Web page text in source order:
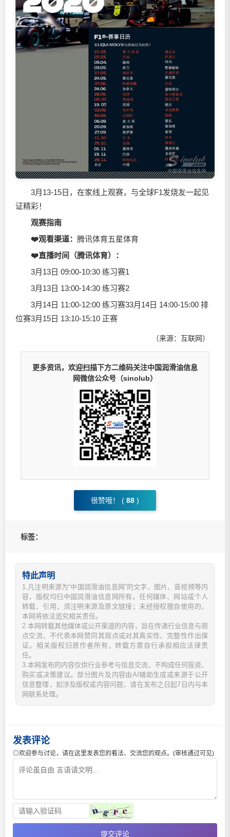
3月13-15日，在家线上观赛，与全球F1发烧友一起见
证精彩！
观赛指南
❤️观看渠道： 腾讯体育五星体育
❤️直播时间（腾讯体育）：
3月13日 09:00-10:30 练习赛1
3月13日 13:00-14:30 练习赛2
3月14日 11:00-12:00 练习赛33月14日 14:00-15:00 排
位赛3月15日 13:10-15:10 正赛
（来源：互联网）
更多资讯，欢迎扫描下方二维码关注中国润滑油信息
网微信公众号（sinolub）
很赞哦！ ( 88 )
标签：
特此声明
1.凡注明来源为“中国润滑油信息网”的文字、图片、音视频等内
容，版权均归中国润滑油信息网所有。任何媒体、网站或个人
转载、引用，须注明来源及原文链接；未经授权擅自使用的，
本网将依法追究相关责任。
2.本网转载其他媒体或公开渠道的内容，旨在传递行业信息与观
点交流，不代表本网赞同其观点或对其真实性、完整性作出保
证。相关版权归原作者所有，转载方需自行承担相应法律责
任。
3.本网发布的内容仅供行业参考与信息交流，不构成任何投资、
购买或决策建议。部分图片及内容由AI辅助生成或来源于公开
信息整理，如涉及版权或内容问题，请在发布之日起7日内与本
网联系处理。
发表评论
◎欢迎参与讨论，请在这里发表您的看法、交流您的观点。(审核通过可见)
提交评论